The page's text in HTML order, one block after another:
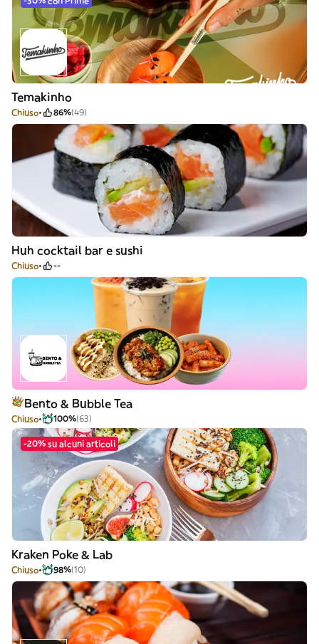
Temakinho
Chiuso 86%(49)
Huh cocktail bar e sushi
Chiuso --
Bento & Bubble Tea
Chiuso 100%(63)
-20% su alcuni articoli
Kraken Poke & Lab
Chiuso 98%(10)